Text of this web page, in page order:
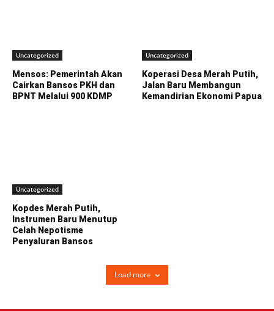
Uncategorized
Mensos: Pemerintah Akan
Cairkan Bansos PKH dan
BPNT Melalui 900 KDMP
Uncategorized
Koperasi Desa Merah Putih,
Jalan Baru Membangun
Kemandirian Ekonomi Papua
Uncategorized
Kopdes Merah Putih,
Instrumen Baru Menutup
Celah Nepotisme
Penyaluran Bansos
Load more